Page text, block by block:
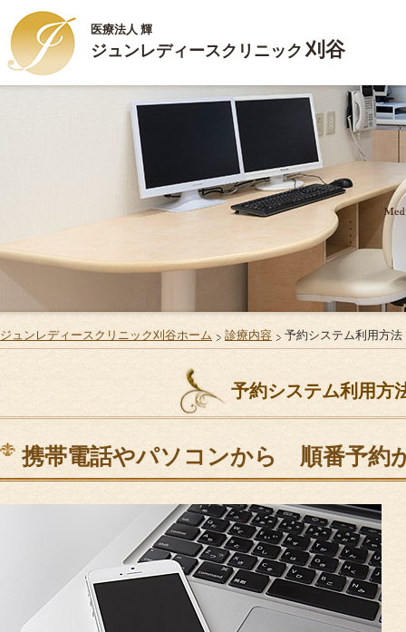
医療法人 輝
ジュンレディースクリニック 刈谷
ジュンレディースクリニック刈谷ホーム 診療内容 予約システム利用方法
予約システム利用方
携帯電話やパソコンから 順番予約
HOME
ごあいさつ
診療内容
施設案内
お部屋のご案内
ご出産・ご入院
サポート＆ケア
教室カレンダー